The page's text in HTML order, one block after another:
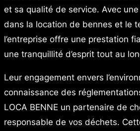
et sa qualité de service. Avec
dans la location de bennes et le
l’entreprise offre une prestation
une tranquillité d’esprit tout au
Leur engagement envers
connaissance des
LOCA BENNE un partenaire de
responsable de vos déchets.